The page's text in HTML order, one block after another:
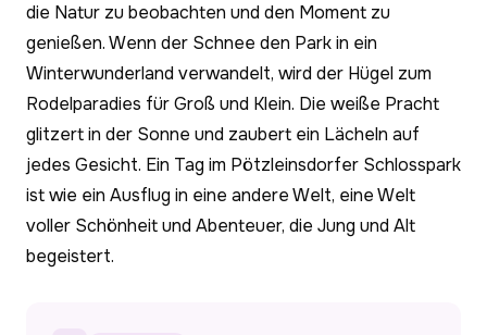
die Natur zu beobachten und den Moment zu
genießen. Wenn der Schnee den Park in ein
Winterwunderland verwandelt, wird der Hügel zum
Rodelparadies für Groß und Klein. Die weiße Pracht
glitzert in der Sonne und zaubert ein Lächeln auf
jedes Gesicht. Ein Tag im Pötzleinsdorfer Schlosspark
ist wie ein Ausflug in eine andere Welt, eine Welt
voller Schönheit und Abenteuer, die Jung und Alt
begeistert.